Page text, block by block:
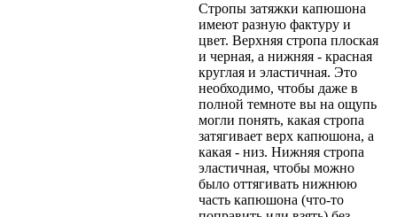
Стропы затяжки капюшона
имеют разную фактуру и
цвет. Верхняя стропа плоская
и черная, а нижняя - красная
круглая и эластичная. Это
необходимо, чтобы даже в
полной темноте вы на ощупь
могли понять, какая стропа
затягивает верх капюшона, а
какая - низ. Нижняя стропа
эластичная, чтобы можно
было оттягивать нижнюю
часть капюшона (что-то